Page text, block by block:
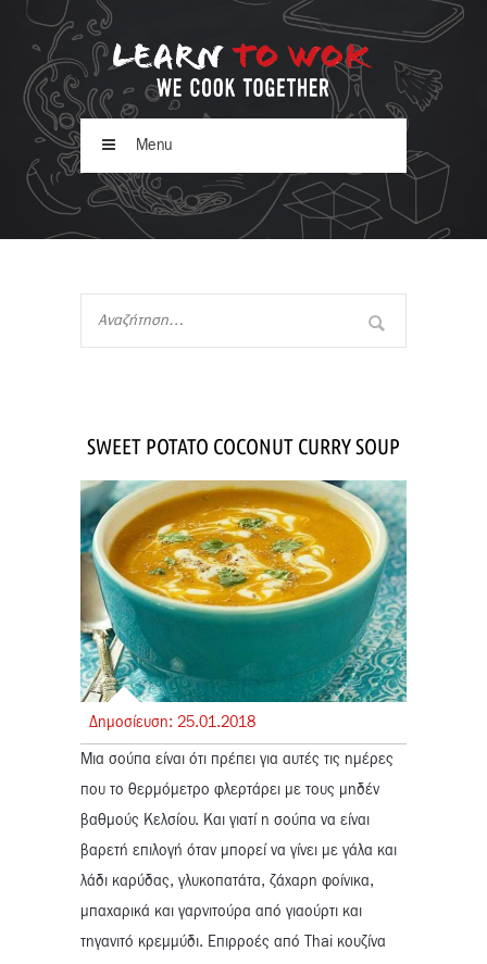
Menu
SWEET POTATO COCONUT CURRY SOUP
Δημοσίευση: 25.01.2018
Μια σούπα είναι ότι πρέπει για αυτές τις ημέρες
που το θερμόμετρο φλερτάρει με τους μηδέν
βαθμούς Κελσίου. Και γιατί η σούπα να είναι
βαρετή επιλογή όταν μπορεί να γίνει με γάλα και
λάδι καρύδας, γλυκοπατάτα, ζάχαρη φοίνικα,
μπαχαρικά και γαρνιτούρα από γιαούρτι και
τηγανιτό κρεμμύδι. Επιρροές από Thai κουζίνα